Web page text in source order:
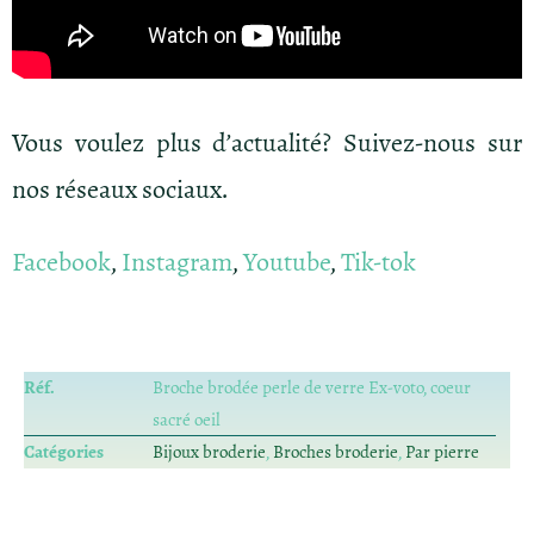
Vous voulez plus d’actualité? Suivez-nous sur
nos réseaux sociaux.
Facebook,Instagram,Youtube,Tik-tok
Réf.
Broche brodée perle de verre Ex-voto, coeur
sacré oeil
Catégories
Bijoux broderie,Broches broderie,Par pierre